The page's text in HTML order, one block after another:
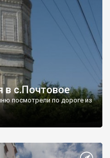
в с.Почтовое
посмотрели по дороге из